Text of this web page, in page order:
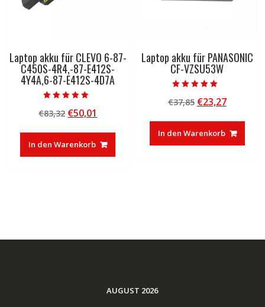
Laptop akku für CLEVO 6-87-
C450S-4R4,-87-E412S-
4Y4A,6-87-E412S-4D7A
5.00
von 5
€83,32 Ursprünglicher
war:
€83,32
€50,01
ist:
€50,01.
In den Warenkorb
Laptop akku für PANASONIC
CF-VZSU53W
5.00
von 5
€37,85 Ursprünglicher
war:
€37,85
€23,27
ist:
€23,27.
In den Warenkorb
AUGUST 2026